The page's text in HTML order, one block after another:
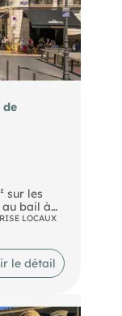
de
sur les
bail à
: 718 euros
fantaisie,
LOCAUX
le détail